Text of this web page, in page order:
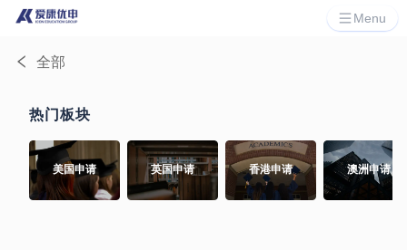
Menu
全部
热门板块
美国申请 英国申请 香港申请 澳洲申请